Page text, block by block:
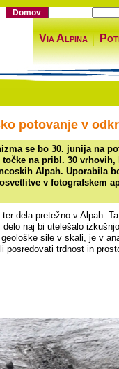
Domov
Via Alpina
potovanje v
se bo 30. junija na
na pribl. 30
Alpah. Uporabila
v fotografskem
dela pretežno v Alpah.
naj bi utelešalo
sile v skali, je v
trdnost in